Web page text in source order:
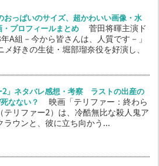
おっぱいのサイズ、超かわいい画像・水
プロフィールまとめ
菅田将暉主演ド
A組－今から皆さんは、人質です－」
メ好きの生徒・堀部瑠奈役を好演し、
2」ネタバレ感想・考察 ラストの出産の
なない？
映画「テリファー：終わら
テリファー2）は、冷酷無比な殺人鬼ア
ラウンと、彼に立ち向かう...